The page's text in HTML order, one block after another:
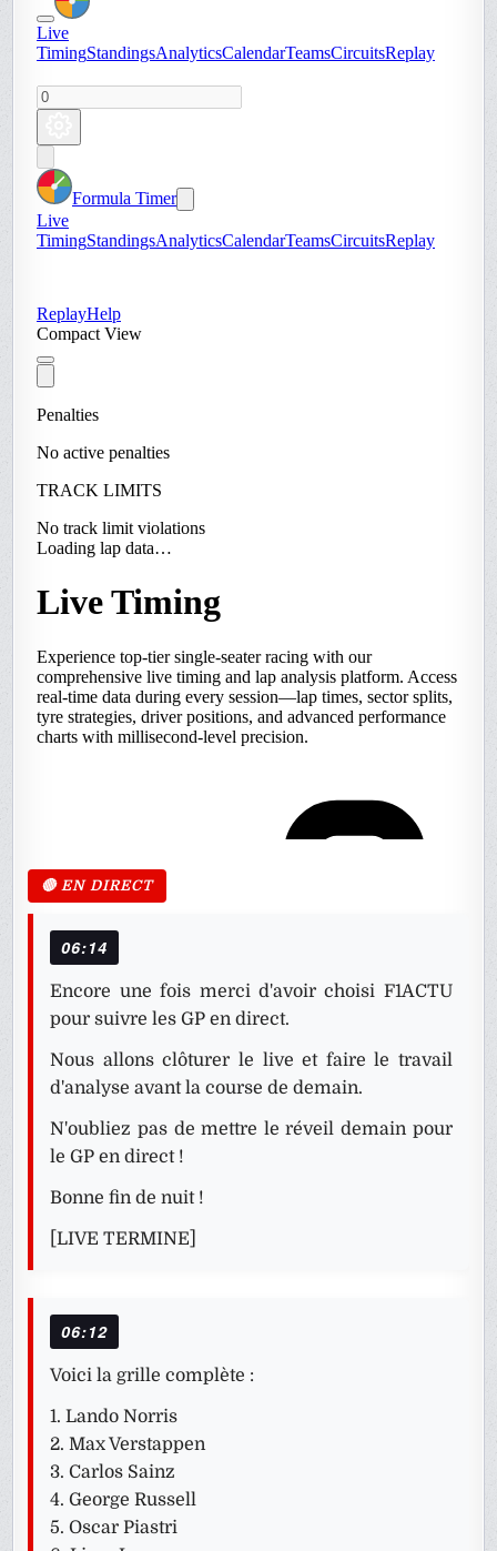
06:14
Encore une fois merci d'avoir choisi F1ACTU
pour suivre les GP en direct.
Nous allons clôturer le live et faire le travail
d'analyse avant la course de demain.
N'oubliez pas de mettre le réveil demain pour
le GP en direct !
Bonne fin de nuit !
[LIVE TERMINE]
06:12
Voici la grille complète :
1. Lando Norris
2. Max Verstappen
3. Carlos Sainz
4. George Russell
5. Oscar Piastri